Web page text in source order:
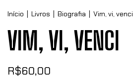
Início Livros Biografia Vim, vi, venci
VIM, VI, VENCI
R$60,00